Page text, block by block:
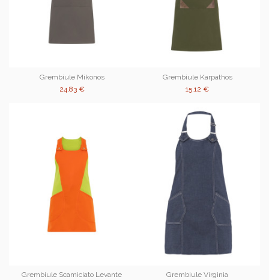
Grembiule Mikonos
24,83 €
Grembiule Karpathos
15,12 €
Grembiule Scamiciato Levante
Grembiule Virginia